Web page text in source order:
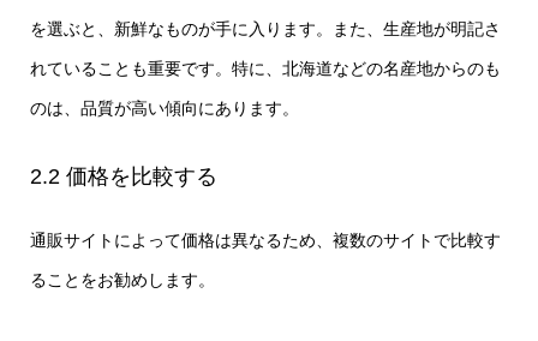
を選ぶと、新鮮なものが手に入ります。また、生産地が明記さ
れていることも重要です。特に、北海道などの名産地からのも
のは、品質が高い傾向にあります。
2.2 価格を比較する
通販サイトによって価格は異なるため、複数のサイトで比較す
ることをお勧めします。